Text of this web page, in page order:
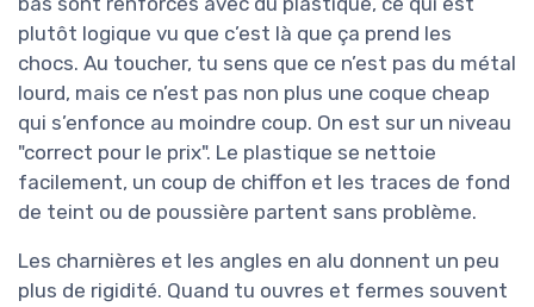
plutôt logique vu que c’est là que ça prend les
chocs. Au toucher, tu sens que ce n’est pas du métal
lourd, mais ce n’est pas non plus une coque cheap
qui s’enfonce au moindre coup. On est sur un niveau
"correct pour le prix". Le plastique se nettoie
facilement, un coup de chiffon et les traces de fond
de teint ou de poussière partent sans problème.
Les charnières et les angles en alu donnent un peu
plus de rigidité. Quand tu ouvres et fermes souvent